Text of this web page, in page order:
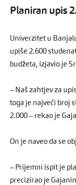
Planiran upis
Univerzitet u
upiše 2.600
budžeta, izjavio je
– Naš zahtjev za
toga je najveći broj
2.000 – rekao je
On je naveo da se
– Prijemni ispit je
precizirao je